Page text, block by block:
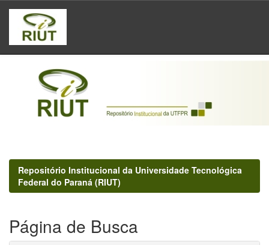
Skip
navigation
Repositório Institucional da Universidade Tecnológica
Federal do Paraná (RIUT)
Página de Busca